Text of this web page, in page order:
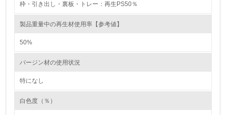
5.
環境取り組み体制と成果を定期的に検証して次の活動に活
境対策を理解し、実践している
枠・引き出し・裏板・トレー：再生PS50％
製品重量中の再生材使用率【参考値】
50%
バージン材の使用状況
特になし
白色度（％）